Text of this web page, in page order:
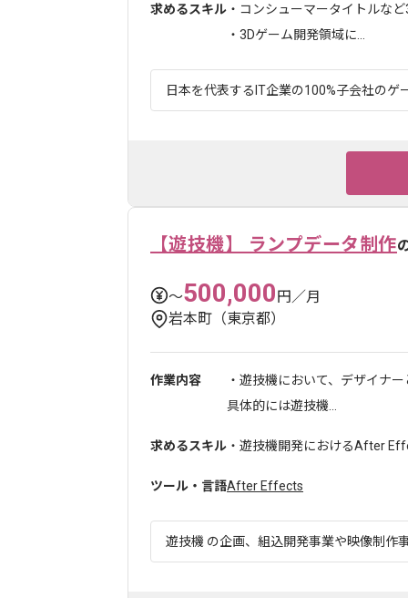
求めるスキル ・コンシューマータイトルな
・3Dゲーム開発領域に...
日本を代表するIT企業の100%子会社のゲ
【遊技機】 ランプデータ制作
〜500,000円／月
岩本町（東京都）
作業内容
・遊技機において、デザイナ
具体的には遊技機...
求めるスキル ・遊技機開発におけるAfter
ツール・言語After Effects
遊技機 の企画、組込開発事業や映像制作